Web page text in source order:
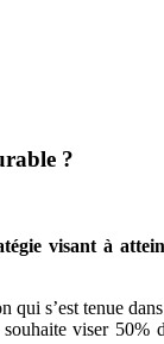
?
visant à
s’est tenue
viser 50%